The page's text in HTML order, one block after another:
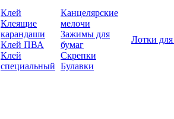
Клей
Клеящие
карандаши
Клей ПВА
Клей
специальный
Канцелярские
мелочи
Зажимы для
бумаг
Скрепки
Булавки
Лотки